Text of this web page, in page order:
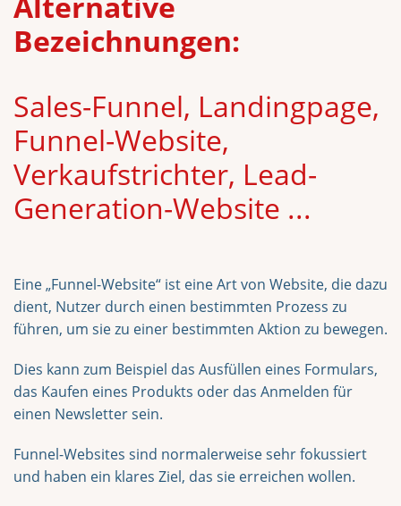
Bezeichnungen:
Sales-Funnel, Landingpage,
Funnel-Website,
Verkaufstrichter, Lead-
Generation-Website ...
Eine „Funnel-Website“ ist eine Art von Website, die dazu
dient, Nutzer durch einen bestimmten Prozess zu
führen, um sie zu einer bestimmten Aktion zu bewegen.
Dies kann zum Beispiel das Ausfüllen eines Formulars,
das Kaufen eines Produkts oder das Anmelden für
einen Newsletter sein.
Funnel-Websites sind normalerweise sehr fokussiert
und haben ein klares Ziel, das sie erreichen wollen.